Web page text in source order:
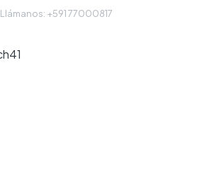
Llámanos: +591 77000817